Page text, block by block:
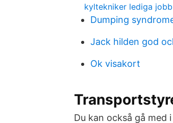
kyltekniker lediga jobb
Dumping
Jack hilden god
Ok visakort
Du kan också gå med